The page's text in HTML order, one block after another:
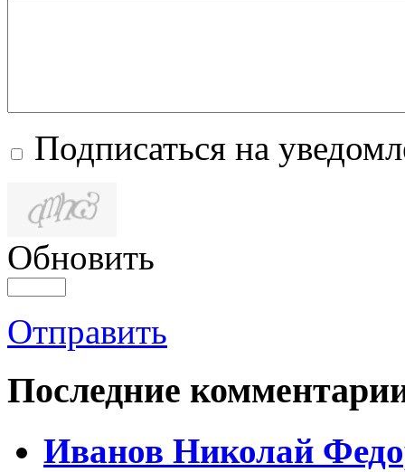
Подписаться на
Обновить
Отправить
Последние
Иванов Николай